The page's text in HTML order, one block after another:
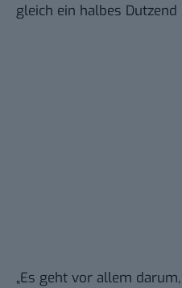
gleich ein halbes
„Es geht vor allem